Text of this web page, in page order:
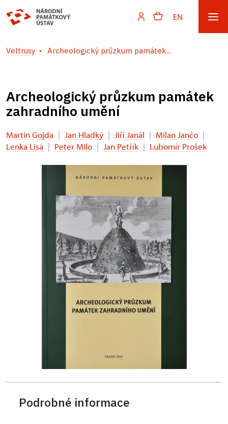
EN
Veltrusy Archeologický průzkum památek...
Archeologický průzkum památek
zahradního umění
Martin Gojda | Jan Hladký | Jiří Janál | Milan Jančo |
Lenka Lisá | Peter Milo | Jan Petřík | Lubomír Prošek
Podrobné informace